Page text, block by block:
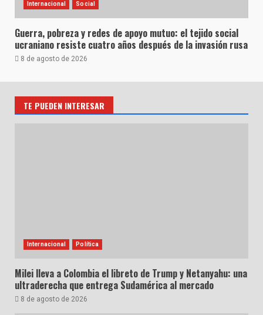
Internacional Social
Guerra, pobreza y redes de apoyo mutuo: el tejido social
ucraniano resiste cuatro años después de la invasión rusa
8 de agosto de 2026
TE PUEDEN INTERESAR
Internacional Política
Milei lleva a Colombia el libreto de Trump y Netanyahu: una
ultraderecha que entrega Sudamérica al mercado
8 de agosto de 2026